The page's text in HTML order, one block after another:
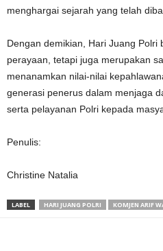
menghargai sejarah yang telah
Dengan demikian, Hari Juang Polri
perayaan, tetapi juga merupakan
menanamkan nilai-nilai
generasi penerus dalam menjaga
serta pelayanan Polri kepada
Penulis:
Christine Natalia
LABEL HARI JUANG POLRI KOMJEN ARIF